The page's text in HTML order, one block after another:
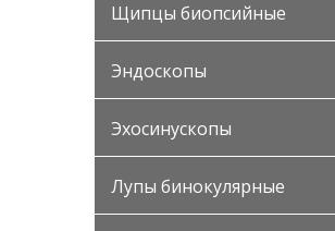
Щипцы биопсийные
Эндоскопы
Эхосинускопы
Лупы бинокулярные